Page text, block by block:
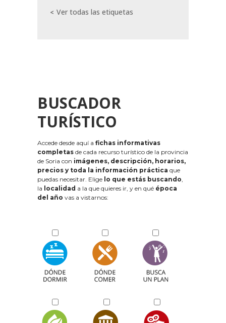
Ver todas las etiquetas
BUSCADOR
TURÍSTICO
Accede desde aquí a fichas informativas
completas de cada recurso turístico de la provincia
de Soria con imágenes, descripción, horarios,
precios y toda la información práctica que
puedas necesitar. Elige lo que estás buscando,
la localidad a la que quieres ir, y en qué época
del año vas a vistarnos: